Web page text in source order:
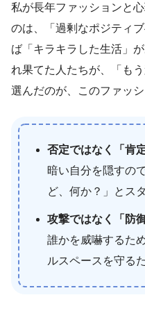
私が長年ファッションと
のは、「過剰なポジティ
ば「キラキラした生活」
れ果てた人たちが、「も
選んだのが、このファッシ
否定ではなく「肯
暗い自分を隠すの
ど、何か？」とス
攻撃ではなく「防
誰かを威嚇するた
ルスペースを守る